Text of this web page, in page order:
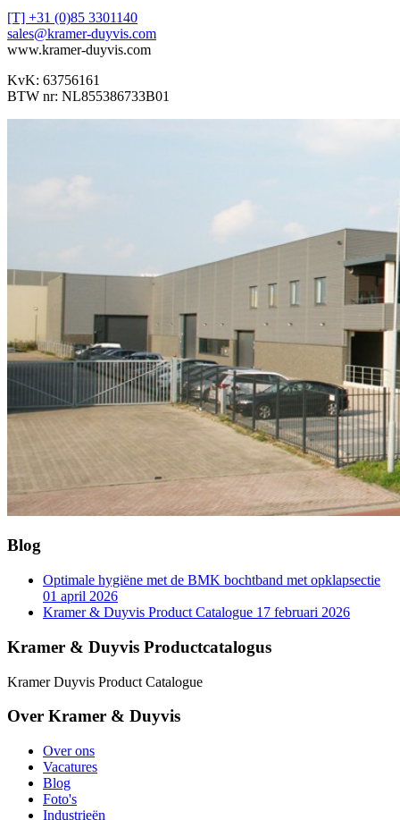
[T] +31 (0)85 3301140
sales@kramer-duyvis.com
www.kramer-duyvis.com
KvK: 63756161
BTW nr: NL855386733B01
Blog
Optimale hygiëne met de BMK bochtband met opklapsectie
01 april 2026
Kramer & Duyvis Product Catalogue 17 februari 2026
Kramer & Duyvis Productcatalogus
Kramer Duyvis Product Catalogue
Over Kramer & Duyvis
Over ons
Vacatures
Blog
Foto's
Industrieën